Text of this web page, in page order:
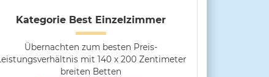
Kategorie Best Einzelzimmer
Übernachten zum besten Preis-
Leistungsverhältnis mit 140 x 200 Zentimeter
breiten Betten